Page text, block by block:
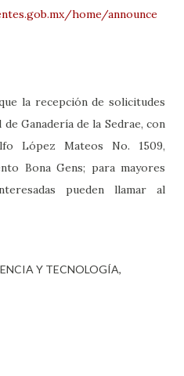
home/announce
la recepción de solicitudes
Ganadería de la Sedrae, con
López Mateos No. 1509,
Bona Gens; para mayores
pueden llamar al
Y TECNOLOGÍA